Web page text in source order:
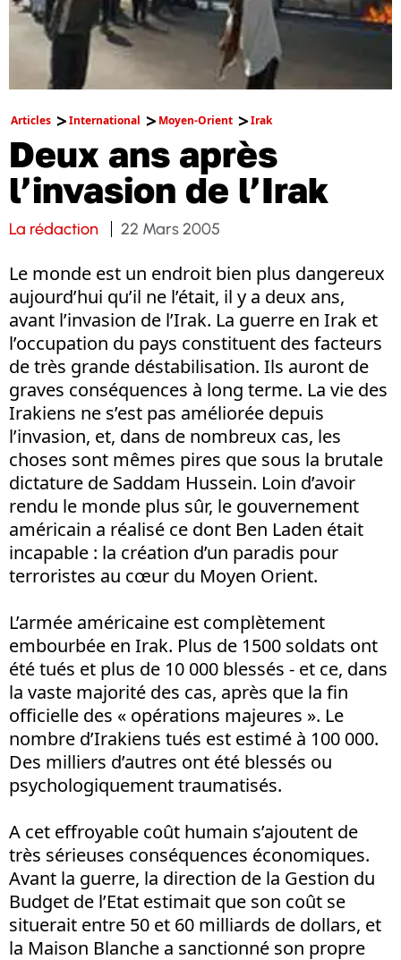
Articles International Moyen-Orient Irak
Deux ans après
l’invasion de l’Irak
La rédaction 22 Mars 2005
Le monde est un endroit bien plus dangereux
aujourd’hui qu’il ne l’était, il y a deux ans,
avant l’invasion de l’Irak. La guerre en Irak et
l’occupation du pays constituent des facteurs
de très grande déstabilisation. Ils auront de
graves conséquences à long terme. La vie des
Irakiens ne s’est pas améliorée depuis
l’invasion, et, dans de nombreux cas, les
choses sont mêmes pires que sous la brutale
dictature de Saddam Hussein. Loin d’avoir
rendu le monde plus sûr, le gouvernement
américain a réalisé ce dont Ben Laden était
incapable : la création d’un paradis pour
terroristes au cœur du Moyen Orient.
L’armée américaine est complètement
embourbée en Irak. Plus de 1500 soldats ont
été tués et plus de 10 000 blessés - et ce, dans
la vaste majorité des cas, après que la fin
officielle des « opérations majeures ». Le
nombre d’Irakiens tués est estimé à 100 000.
Des milliers d’autres ont été blessés ou
psychologiquement traumatisés.
A cet effroyable coût humain s’ajoutent de
très sérieuses conséquences économiques.
Avant la guerre, la direction de la Gestion du
Budget de l’Etat estimait que son coût se
situerait entre 50 et 60 milliards de dollars, et
la Maison Blanche a sanctionné son propre